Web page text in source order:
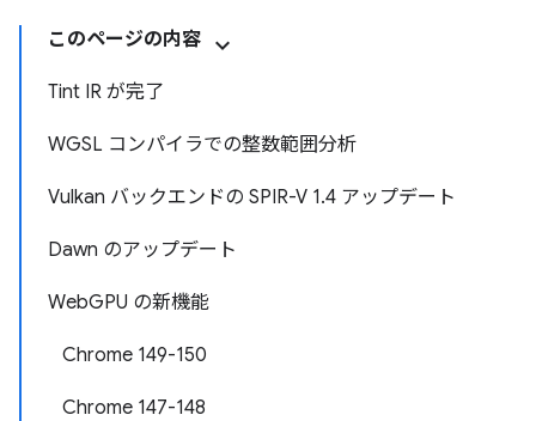
このページの内容
Tint IR が完了
WGSL コンパイラでの整数範囲分析
Vulkan バックエンドの SPIR-V 1.4 アップデート
Dawn のアップデート
WebGPU の新機能
Chrome 149-150
Chrome 147-148